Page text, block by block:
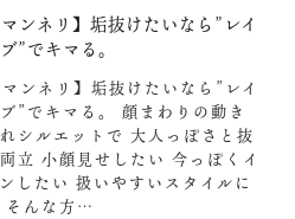
マンネリ】垢抜けたいなら”レイ
”でキマる。
マンネリ】垢抜けたいなら”レイ
”でキマる。 顔まわりの動き
シルエットで 大人っぽさと抜
立 小顔見せしたい 今っぽくイ
したい 扱いやすいスタイルに
そんな方…